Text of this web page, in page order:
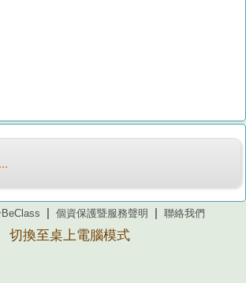
個資保護暨服務聲明 聯絡我們
切換至桌上電腦模式